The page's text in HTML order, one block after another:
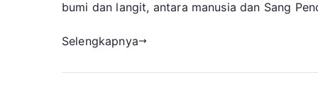
bumi dan langit, antara manusia dan Sang
Selengkapnya